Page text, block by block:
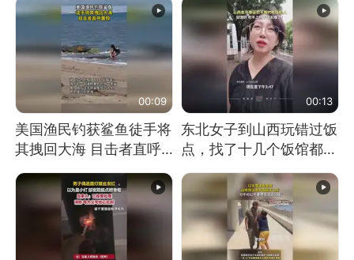
00:09
美国渔民钓获鲨鱼徒手将
其拽回大海 目击者直呼
消息）
00:13
东北女子到山西玩错过饭
点，找了十几个饭馆都没